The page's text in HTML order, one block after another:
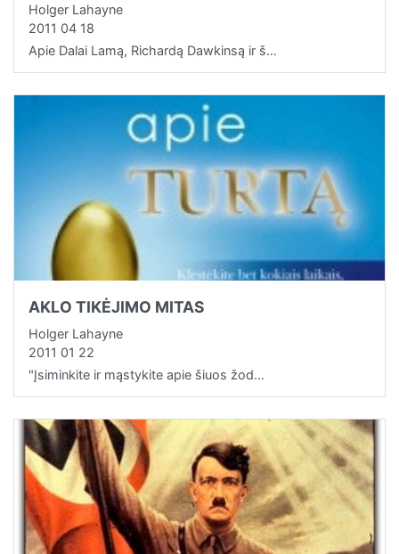
Holger Lahayne
2011 04 18
Apie Dalai Lamą, Richardą Dawkinsą ir š…
AKLO TIKĖJIMO MITAS
Holger Lahayne
2011 01 22
"Įsiminkite ir mąstykite apie šiuos žod…